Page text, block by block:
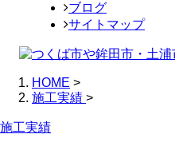
ブログ
サイトマップ
HOME >
施工実績 >
施工実績